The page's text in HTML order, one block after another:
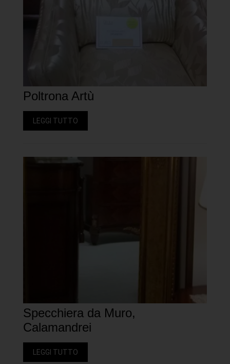
Poltrona Artù
LEGGI TUTTO
Specchiera da Muro,
Calamandrei
LEGGI TUTTO